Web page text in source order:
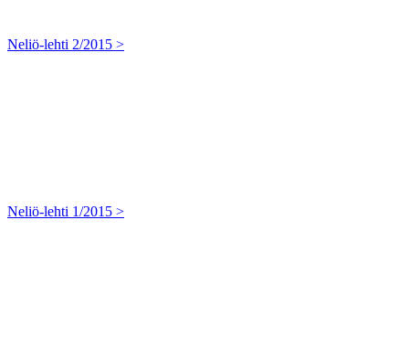
Neliö-lehti 2/2015 >
Neliö-lehti 1/2015 >